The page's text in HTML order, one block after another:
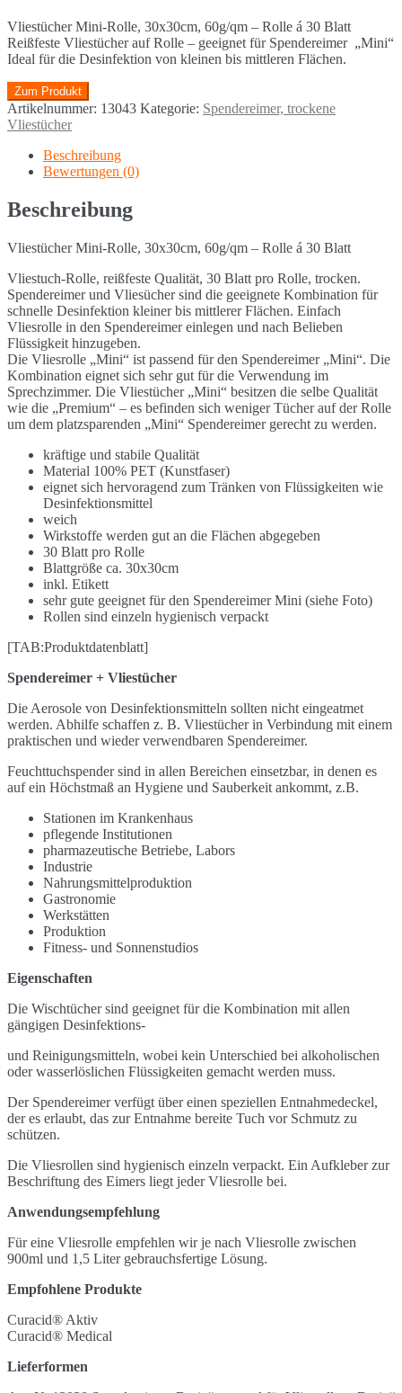
Vliestücher Mini-Rolle, 30x30cm, 60g/qm – Rolle á 30 Blatt
Reißfeste Vliestücher auf Rolle – geeignet für Spendereimer „Mini“
Ideal für die Desinfektion von kleinen bis mittleren Flächen.
Zum Produkt
Artikelnummer: 13043 Kategorie: Spendereimer, trockene
Vliestücher
Beschreibung
Bewertungen (0)
Beschreibung
Vliestücher Mini-Rolle, 30x30cm, 60g/qm – Rolle á 30 Blatt
Vliestuch-Rolle, reißfeste Qualität, 30 Blatt pro Rolle, trocken.
Spendereimer und Vliesücher sind die geeignete Kombination für
schnelle Desinfektion kleiner bis mittlerer Flächen. Einfach
Vliesrolle in den Spendereimer einlegen und nach Belieben
Flüssigkeit hinzugeben.
Die Vliesrolle „Mini“ ist passend für den Spendereimer „Mini“. Die
Kombination eignet sich sehr gut für die Verwendung im
Sprechzimmer. Die Vliestücher „Mini“ besitzen die selbe Qualität
wie die „Premium“ – es befinden sich weniger Tücher auf der Rolle
um dem platzsparenden „Mini“ Spendereimer gerecht zu werden.
kräftige und stabile Qualität
Material 100% PET (Kunstfaser)
eignet sich hervoragend zum Tränken von Flüssigkeiten wie
Desinfektionsmittel
weich
Wirkstoffe werden gut an die Flächen abgegeben
30 Blatt pro Rolle
Blattgröße ca. 30x30cm
inkl. Etikett
sehr gute geeignet für den Spendereimer Mini (siehe Foto)
Rollen sind einzeln hygienisch verpackt
[TAB:Produktdatenblatt]
Spendereimer + Vliestücher
Die Aerosole von Desinfektionsmitteln sollten nicht eingeatmet
werden. Abhilfe schaffen z. B. Vliestücher in Verbindung mit einem
praktischen und wieder verwendbaren Spendereimer.
Feuchttuchspender sind in allen Bereichen einsetzbar, in denen es
auf ein Höchstmaß an Hygiene und Sauberkeit ankommt, z.B.
Stationen im Krankenhaus
pflegende Institutionen
pharmazeutische Betriebe, Labors
Industrie
Nahrungsmittelproduktion
Gastronomie
Werkstätten
Produktion
Fitness- und Sonnenstudios
Eigenschaften
Die Wischtücher sind geeignet für die Kombination mit allen
gängigen Desinfektions-
und Reinigungsmitteln, wobei kein Unterschied bei alkoholischen
oder wasserlöslichen Flüssigkeiten gemacht werden muss.
Der Spendereimer verfügt über einen speziellen Entnahmedeckel,
der es erlaubt, das zur Entnahme bereite Tuch vor Schmutz zu
schützen.
Die Vliesrollen sind hygienisch einzeln verpackt. Ein Aufkleber zur
Beschriftung des Eimers liegt jeder Vliesrolle bei.
Anwendungsempfehlung
Für eine Vliesrolle empfehlen wir je nach Vliesrolle zwischen
900ml und 1,5 Liter gebrauchsfertige Lösung.
Empfohlene Produkte
Curacid® Aktiv
Curacid® Medical
Lieferformen